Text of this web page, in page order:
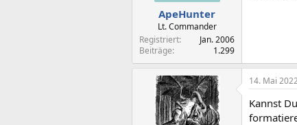
ApeHunter
Lt. Commander
Registriert
Jan. 2006
Beiträge
1.299
14. Mai
Kannst